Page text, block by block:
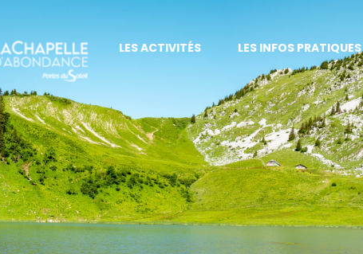
LES ACTIVITÉS LES INFOS PRATIQUES